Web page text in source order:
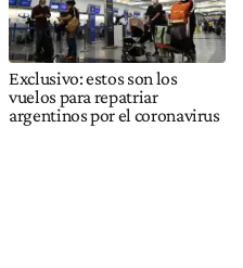
Exclusivo: estos son los
vuelos para repatriar
argentinos por el coronavirus